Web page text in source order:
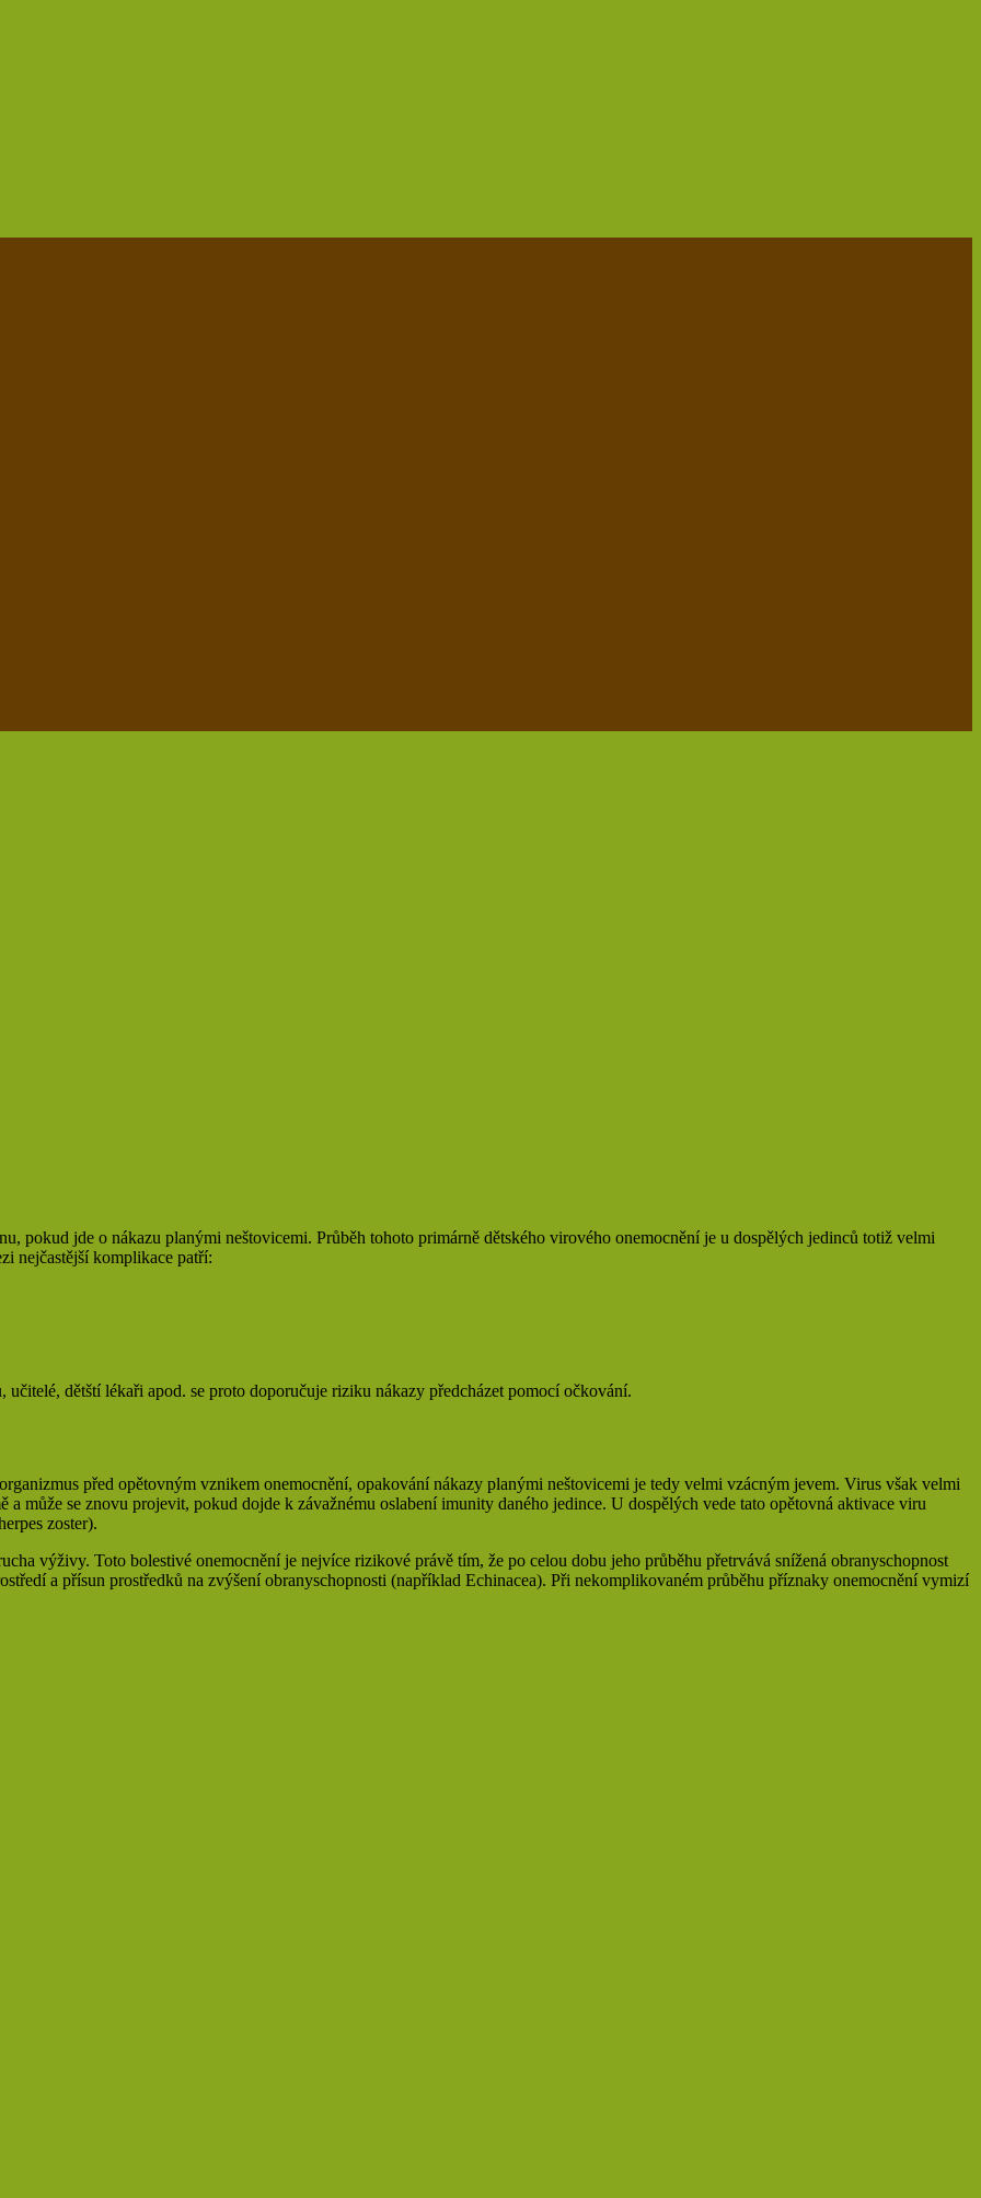
pokud jde o nákazu planými neštovicemi. Průběh tohoto primárně dětského virového onemocnění je u dospělých jedinců totiž velmi
nejčastější komplikace patří:
dětští lékaři apod. se proto doporučuje riziku nákazy předcházet pomocí očkování.
před opětovným vznikem onemocnění, opakování nákazy planými neštovicemi je tedy velmi vzácným jevem. Virus však velmi
a může se znovu projevit, pokud dojde k závažnému oslabení imunity daného jedince. U dospělých vede tato opětovná aktivace viru
zoster).
výživy. Toto bolestivé onemocnění je nejvíce rizikové právě tím, že po celou dobu jeho průběhu přetrvává snížená obranyschopnost
a přísun prostředků na zvýšení obranyschopnosti (například Echinacea). Při nekomplikovaném průběhu příznaky onemocnění vymizí